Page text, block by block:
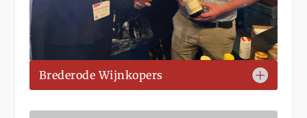
Brederode Wijnkopers